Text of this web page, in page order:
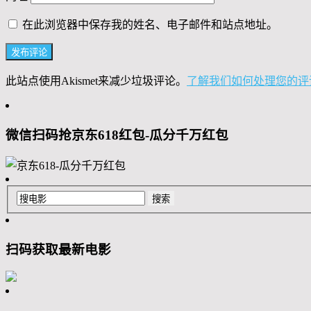
在此浏览器中保存我的姓名、电子邮件和站点地址。
此站点使用Akismet来减少垃圾评论。 了解我们如何处理您的
微信扫码抢京东618红包-瓜分千万红包
扫码获取最新电影